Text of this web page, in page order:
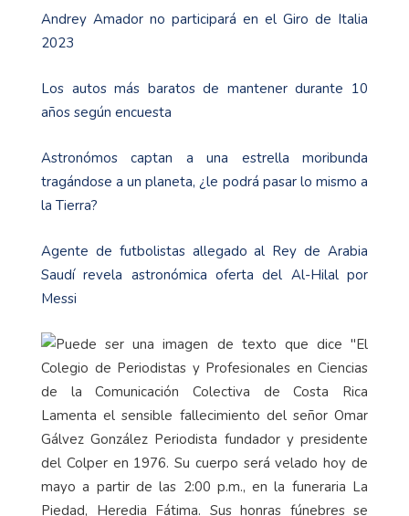
Andrey Amador no participará en el Giro de Italia
2023
Los autos más baratos de mantener durante 10
años según encuesta
Astronómos captan a una estrella moribunda
tragándose a un planeta, ¿le podrá pasar lo mismo a
la Tierra?
Agente de futbolistas allegado al Rey de Arabia
Saudí revela astronómica oferta del Al-Hilal por
Messi